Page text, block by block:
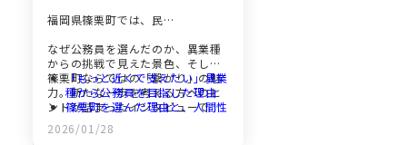
福岡県篠栗町では、民…
なぜ公務員を選んだのか、異業種
からの挑戦で見えた景色、そして
篠栗町ならではの「繋がり」の魅
力。新たな一歩を考える方へのヒ
ントが詰まったインタビューで
す。
「もっと近くで支えたい」異業
種から公務員を目指した理由
篠栗町を選んだ理由と、人間性
を重視する採用試験
「命と暮らしを守る」消防防災
2026/01/28